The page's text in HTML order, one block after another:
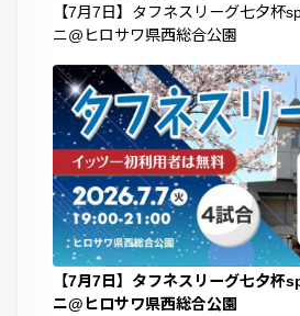
【7月7日】タフネスリーグ七夕杯
ニ@ヒロサワ県西総合公園
【7月7日】タフネスリーグ七夕
ニ@ヒロサワ県西総合公園